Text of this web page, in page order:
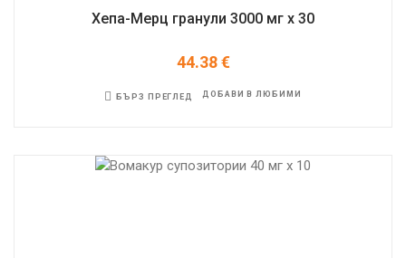
Хепа-Мерц гранули 3000 мг x 30
44.38€
БЪРЗ ПРЕГЛЕД ДОБАВИ В ЛЮБИМИ